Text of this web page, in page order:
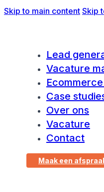
Skip to main content Skip
Lead
Vacature
Case
Over ons
Vacature
Contact
Maak een